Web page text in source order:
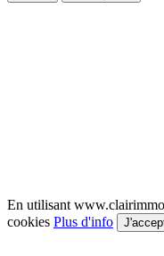
En utilisant
cookies Plus d'info